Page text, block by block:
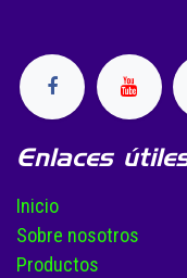
Enlaces
Inicio
Sobre nosotros
Productos